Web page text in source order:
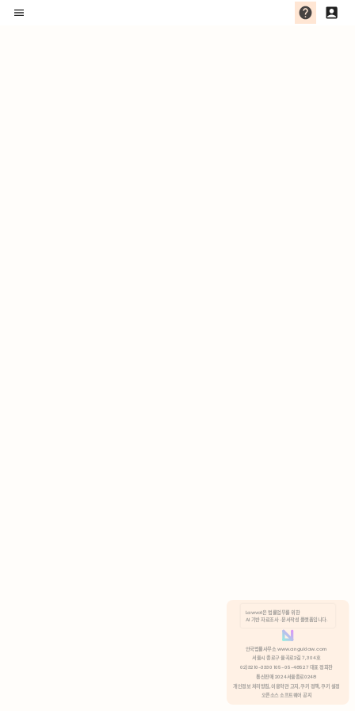
분석 쿠키 허용
Lawvot은 법률업무를 위한
AI 기반 자료조사 · 문서작성 플랫폼입니다.
안국법률사무소 www.anguklaw.com
서울시 종로구 율곡로2길 7, 304호
02)3210-3330 105-05-48527 대표 정희찬
통신판매 2024서울종로0248
개인정보 처리방침, 이용약관 고지, 쿠키 정책, 쿠키 설정
오픈소스 소프트웨어 공지